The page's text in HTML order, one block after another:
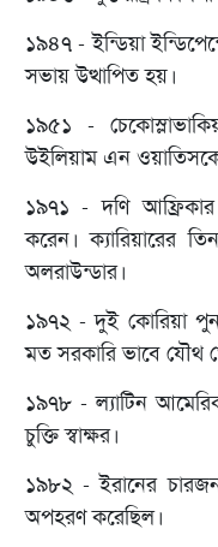
১৯৪৭ - ইন্ডিয়া
সভায় উত্থাপিত হয়।
১৯৫১ -
উইলিয়াম এন
১৯৭১ - দণি
করেন। ক্যারিয়ারের
অলরাউন্ডার।
১৯৭২ - দুই কোরিয়া
মত সরকারি ভাবে যৌথ
১৯৭৮ - ল্যাটিন
চুক্তি স্বাক্ষর।
১৯৮২ - ইরানের চারজন
অপহরণ করেছিল।